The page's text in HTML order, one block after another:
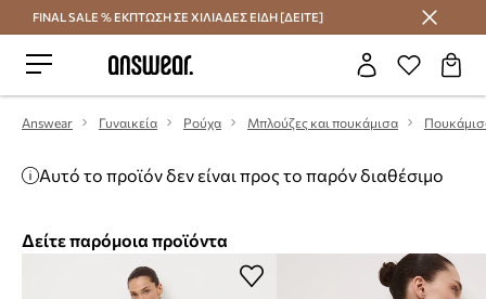
Εξοικονομήστε με το Answear Club
FINAL SALE % ΕΚΠΤΩΣΗ ΣΕ ΧΙΛΙΑΔΕΣ ΕΙΔΗ [ΔΕΙΤΕ]
Answear Γυναικεία Ρούχα Μπλούζες και πουκάμισα
Αυτό το προϊόν δεν είναι προς το παρόν διαθέσιμο
Δείτε παρόμοια προϊόντα